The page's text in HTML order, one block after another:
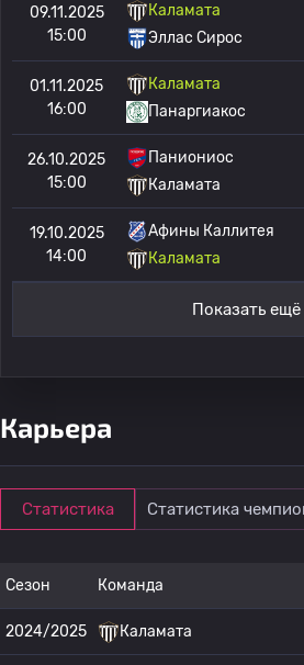
09.11.2025
15:00
Каламата
Эллас Сирос
01.11.2025
16:00
Каламата
Панаргиакос
26.10.2025
15:00
Паниониос
Каламата
19.10.2025
14:00
Афины Каллитея
Каламата
Показать ещё
Карьера
Статистика Статистика
Сезон Команда
2024/2025 Каламата